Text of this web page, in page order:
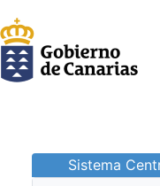
Sistema